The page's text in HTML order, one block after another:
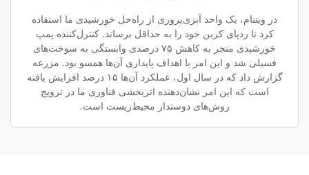
در ویتنام، یک واحد آبزی‌پروری از راه‌حل خورشیدی ما استفاده
کرد تا ردپای کربن خود را به حداقل برساند. کنترل‌کننده پمپ
خورشیدی منجر به کاهش ۷۵ درصدی وابستگی به سوخت‌های
فسیلی شد و این امر با اهداف پایداری آن‌ها همسو بود. مزرعه
گزارش داد که در سال اول، عملکرد آن‌ها ۱۵ درصد افزایش یافته
است که این امر نشان‌دهنده اثربخشی فناوری ما در ترویج
روش‌های دوستدار محیط‌زیست است.